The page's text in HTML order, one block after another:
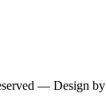
— Design by